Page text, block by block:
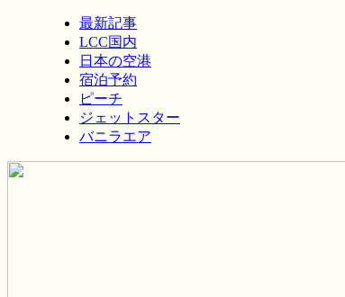
最新記事
LCC国内
日本の空港
宿泊予約
ピーチ
ジェットスター
バニラエア